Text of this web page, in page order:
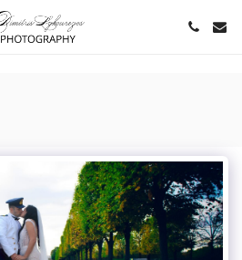
UCNlqkSfR-Bi1SAAf6cDlUaQ